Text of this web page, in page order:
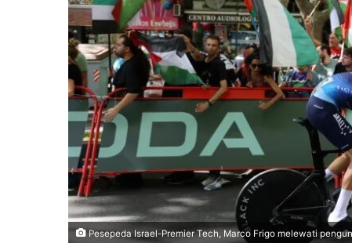
Pesepeda Israel-Premier Tech, Marco Frigo melewati